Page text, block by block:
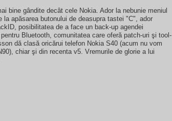
bine gândite decât cele Nokia. Ador la nebunie meniul
apăsarea butonului de deasupra tastei "C", ador
posibilitatea de a face un back-up agendei
Bluetooth, comunitatea care oferă patch-uri şi tool-
dă clasă oricărui telefon Nokia S40 (acum nu vom
chiar şi din recenta v5. Vremurile de glorie a lui